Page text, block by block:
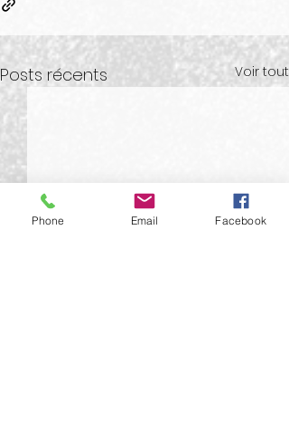
Posts récents Voir tout
Phone Email Facebook